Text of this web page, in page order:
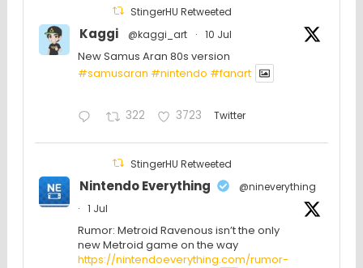
StingerHU Retweeted
Kaggi @kaggi_art · 10 Jul
New Samus Aran 80s version
#samusaran #nintendo #fanartㅤㅤㅤㅤ
322 3723 Twitter
StingerHU Retweeted
Nintendo Everything
@nineverything
·
1 Jul
Rumor: Metroid Ravenous isn’t the only
new Metroid game on the way
https://nintendoeverything.com/rumor-